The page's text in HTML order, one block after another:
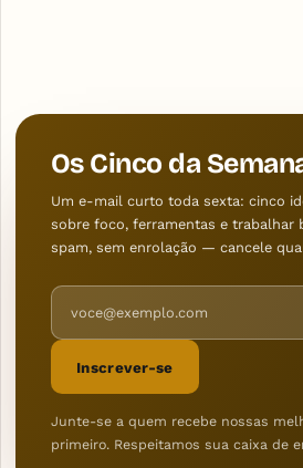
Os Cinco da
Um e-mail curto toda sexta: cinco
sobre foco, ferramentas e trabalhar
spam, sem enrolação — cancele
Endereço de e-mail
Inscrever-se
Junte-se a quem recebe nossas
primeiro. Respeitamos sua caixa de